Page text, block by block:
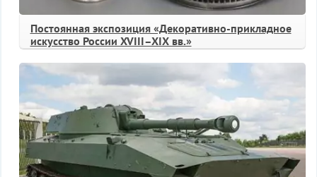
Постоянная экспозиция «Декоративно-прикладное
искусство России XVIII–XIX вв.»